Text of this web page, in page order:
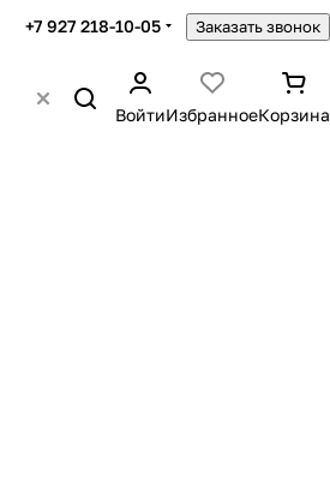
+7 927 218-10-05 Заказать звонок
ВойтиИзбранноеКорзина